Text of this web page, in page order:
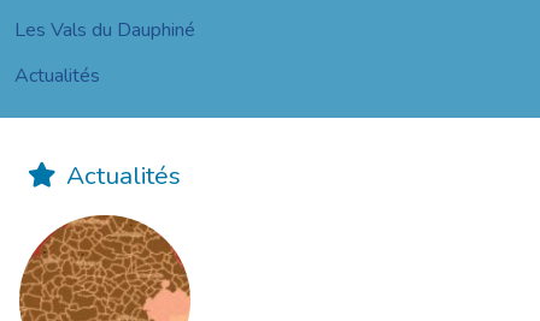
Les Vals du Dauphiné
Actualités
Actualités